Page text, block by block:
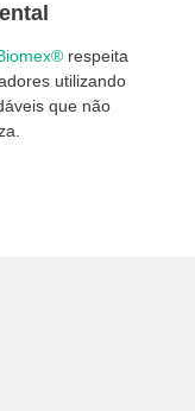
respeita
utilizando
que não